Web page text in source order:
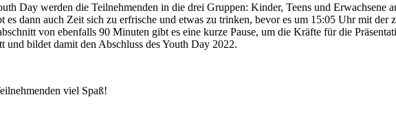
Day werden die Teilnehmenden in die drei Gruppen: Kinder, Teens und Erwachsene
dann auch Zeit sich zu erfrische und etwas zu trinken, bevor es um 15:05 Uhr mit der
von ebenfalls 90 Minuten gibt es eine kurze Pause, um die Kräfte für die
und bildet damit den Abschluss des Youth Day 2022.
viel Spaß!